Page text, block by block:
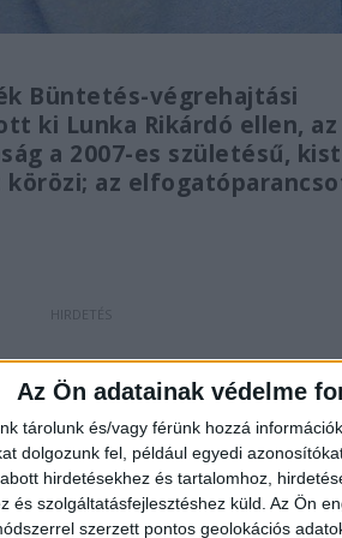
Az Ön adatainak védelme
tárolunk és/vagy férünk hozzá
dolgozunk fel, például egyedi
hirdetésekhez és tartalomhoz,
és szolgáltatásfejlesztéshez küld. Az Ön
szerzett pontos geolokációs
Büntetés-végrehajtási
ki Lunka Rikárdó ellen,
a 2007-es születésű,
az
aki Lunka Rikárdó hollétével
rendelkezik,
Már15 éves korában